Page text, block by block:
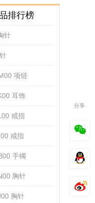
排行榜
针
项链
耳饰
戒指
戒指
手镯
胸针
胸针
分享